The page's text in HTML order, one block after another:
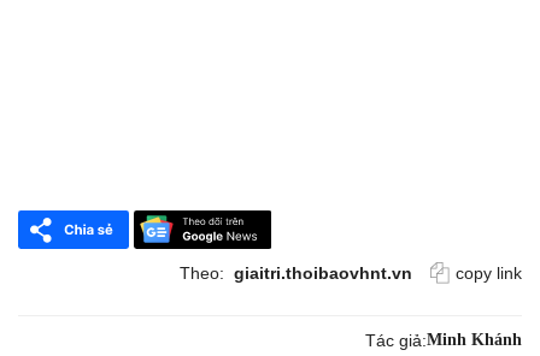
Theo: giaitri.thoibaovhnt.vn copy link
Tác giả:Minh Khánh